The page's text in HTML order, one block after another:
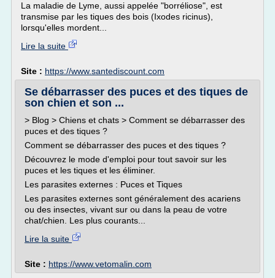
La maladie de Lyme, aussi appelée "borréliose", est
transmise par les tiques des bois (Ixodes ricinus),
lorsqu'elles mordent...
Lire la suite
Site : https://www.santediscount.com
Se débarrasser des puces et des tiques de
son chien et son ...
> Blog > Chiens et chats > Comment se débarrasser des
puces et des tiques ?
Comment se débarrasser des puces et des tiques ?
Découvrez le mode d'emploi pour tout savoir sur les
puces et les tiques et les éliminer.
Les parasites externes : Puces et Tiques
Les parasites externes sont généralement des acariens
ou des insectes, vivant sur ou dans la peau de votre
chat/chien. Les plus courants...
Lire la suite
Site : https://www.vetomalin.com